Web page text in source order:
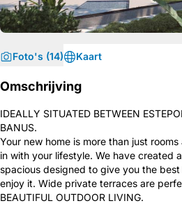
Foto's (14) Kaart
Omschrijving
IDEALLY SITUATED BETWEEN
BANUS.
Your new home is more than just
in with your lifestyle. We have created
spacious designed to give you the
enjoy it. Wide private terraces are
BEAUTIFUL OUTDOOR LIVING.